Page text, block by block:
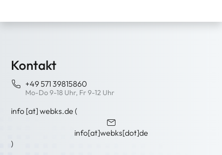
Kontakt
+49 571 39815860
Mo-Do 9-18 Uhr, Fr 9-12 Uhr
info [at]webks.de (
info[at]webks[dot]de
)